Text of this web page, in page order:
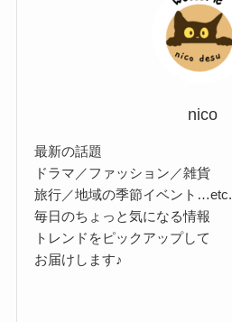
nico
最新の話題
ドラマ／ファッション／雑貨
旅行／地域の季節イベント…etc.
毎日のちょっと気になる情報
トレンドをピックアップして
お届けします♪